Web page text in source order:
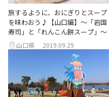
旅するように、おにぎりとスープ
を味わおう♪【山口編】〜「岩国
寿司」と「れんこん餅スープ」〜
山口県 2019.09.29